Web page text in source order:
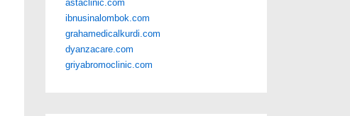
astaclinic.com
ibnusinalombok.com
grahamedicalkurdi.com
dyanzacare.com
griyabromoclinic.com